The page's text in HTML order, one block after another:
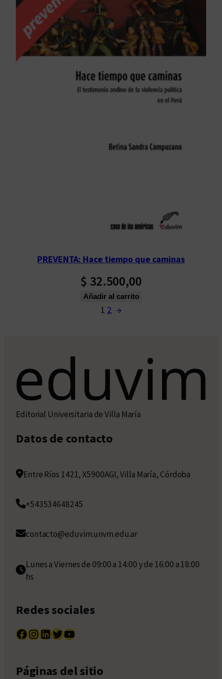
PREVENTA: Hace tiempo que caminas
$ 32.500,00
Añadir al carrito
1 2 →
Editorial Universitaria de Villa María
Datos de contacto
Entre Ríos 1421, X5900AGI, Villa María, Córdoba
+543534648245
contacto@eduvim.unvm.edu.ar
Lunes a Viernes de 09:00 a 14:00 y de 16:00 a 18:00
hs
Redes sociales
Facebook InstagramLinkedIn Twitter YouTube
Páginas del sitio